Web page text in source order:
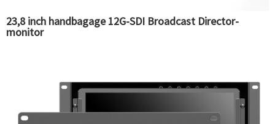
23,8 inch handbagage 12G-SDI Broadcast Director-
monitor